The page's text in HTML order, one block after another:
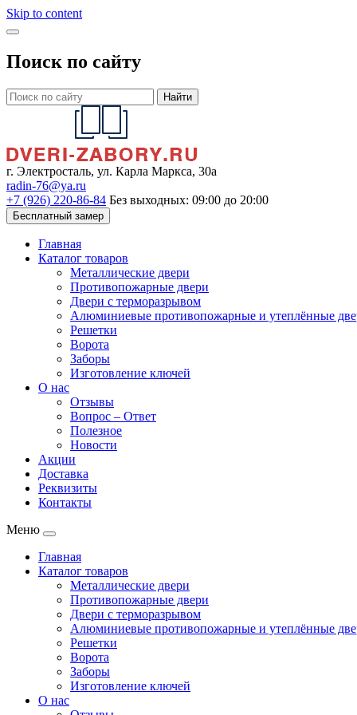
Skip to content
Поиск по сайту
Найти
г. Электросталь, ул. Карла Маркса, 30а
radin-76@ya.ru
+7 (926) 220-86-84 Без выходных: 09:00 до 20:00
Бесплатный замер
Главная
Каталог товаров
Металлические двери
Противопожарные двери
Двери с терморазрывом
Алюминиевые противопожарные и утеплённые
Решетки
Ворота
Заборы
Изготовление ключей
О нас
Отзывы
Вопрос – Ответ
Полезное
Новости
Акции
Доставка
Реквизиты
Контакты
Меню
Главная
Каталог товаров
Металлические двери
Противопожарные двери
Двери с терморазрывом
Алюминиевые противопожарные и утеплённые
Решетки
Ворота
Заборы
Изготовление ключей
О нас